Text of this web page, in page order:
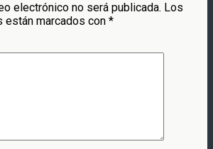
electrónico no será publicada. Los
marcados con *